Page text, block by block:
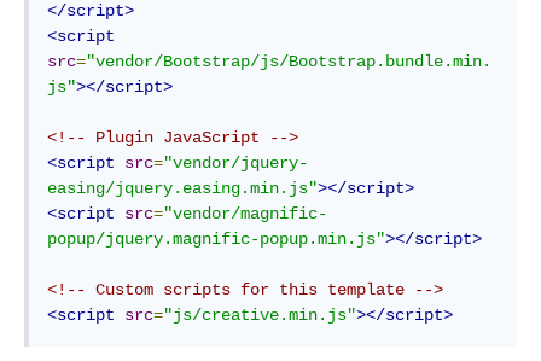
</script>
<script
src="vendor/Bootstrap/js/Bootstrap.bundle.min.
js"></script>
<!-- Plugin JavaScript -->
<script
src="vendor/jquery-
easing/jquery.easing.min.js"></script>
<script
src="vendor/magnific-
popup/jquery.magnific-popup.min.js"></script>
<!-- Custom scripts for this template -->
<script
src="js/creative.min.js"></script>